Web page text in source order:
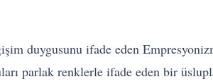
duygusunu ifade eden
parlak renklerle ifade eden bir